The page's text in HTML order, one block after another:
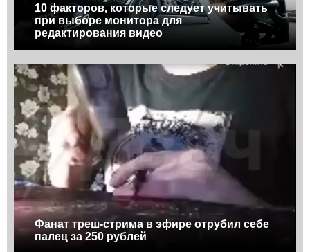
10 факторов, которые следует учитывать
при выборе монитора для
редактирования видео
Фанат треш-стрима в эфире отрубил себе
палец за 250 рублей